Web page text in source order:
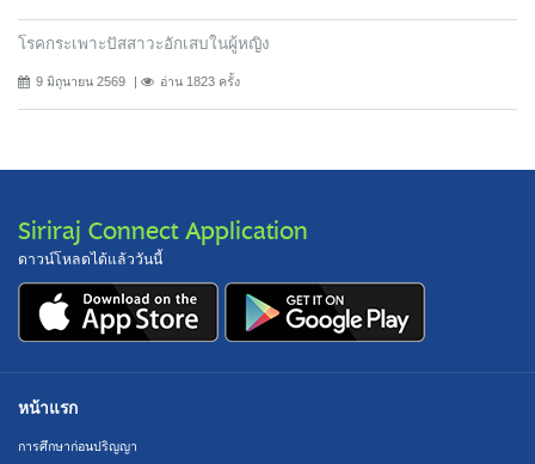
โรคกระเพาะปัสสาวะอักเสบในผู้หญิง
9 มิถุนายน 2569 อ่าน 1823 ครั้ง
Siriraj Connect Application
ดาวน์โหลดได้แล้ววันนี้
หน้าแรก
การศึกษาก่อนปริญญา